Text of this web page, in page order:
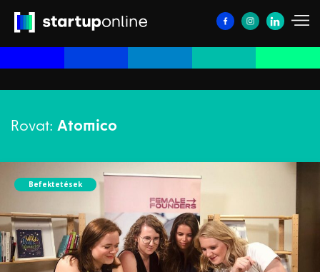
Rovat: Atomico
Befektetések